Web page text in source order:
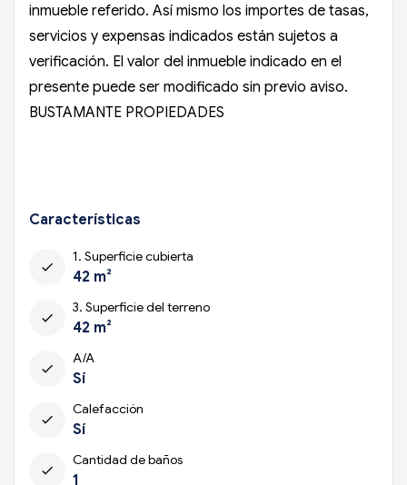
inmueble referido. Así mismo los importes de tasas,
servicios y expensas indicados están sujetos a
verificación. El valor del inmueble indicado en el
presente puede ser modificado sin previo aviso.
BUSTAMANTE PROPIEDADES
Características
check
1. Superficie cubierta
42 m²
check
3. Superficie del terreno
42 m²
check
A/A
Sí
check
Calefacción
Sí
check
Cantidad de baños
1